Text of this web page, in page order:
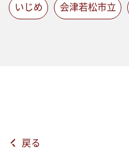
いじめ 会津若松市立
戻る